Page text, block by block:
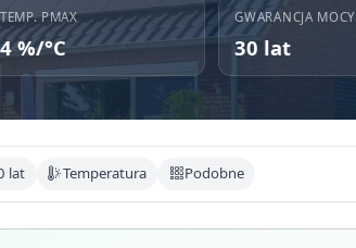
PMAX
%/°C
GWARANCJA MOCY
30 lat
lat Temperatura Podobne